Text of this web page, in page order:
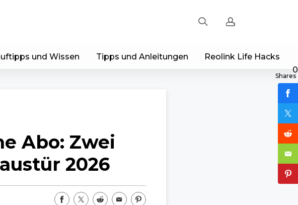
Registrieren
und Wissen Tipps und Anleitungen Reolink Life Hacks
Abo: Zwei
2026
0
Shares